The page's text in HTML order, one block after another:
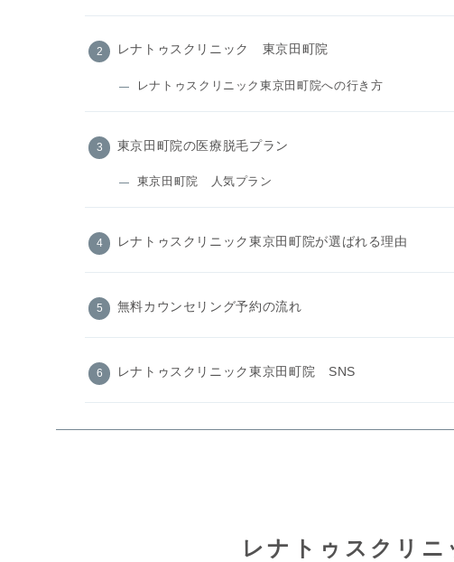
レナトゥスクリニック 東京田町院
レナトゥスクリニック東京田町院への行き方
東京田町院の医療脱毛プラン
東京田町院 人気プラン
レナトゥスクリニック東京田町院が選ばれる理由
無料カウンセリング予約の流れ
レナトゥスクリニック東京田町院 SNS
レナトゥスクリ